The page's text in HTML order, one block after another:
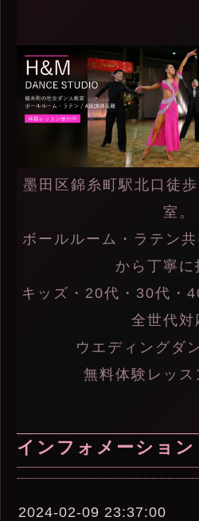
墨田区錦糸町駅北口徒
室。
ボールルーム・ラテン
から丁寧に
キッズ・20代・30代・
全世代対
ウエディングダ
無料体験レッス
インフォメーション
2024-02-09 23:37:00